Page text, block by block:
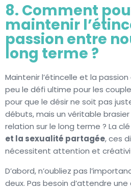
8. Comment
maintenir
passion entre
long terme ?
Maintenir l’étincelle et la
peu le défi ultime pour les
pour que le désir ne soit pas
débuts, mais un véritable
relation sur le long terme ? La
et la sexualité partagée, ces
nécessitent attention et
D’abord, n’oubliez pas
deux. Pas besoin d’attendre